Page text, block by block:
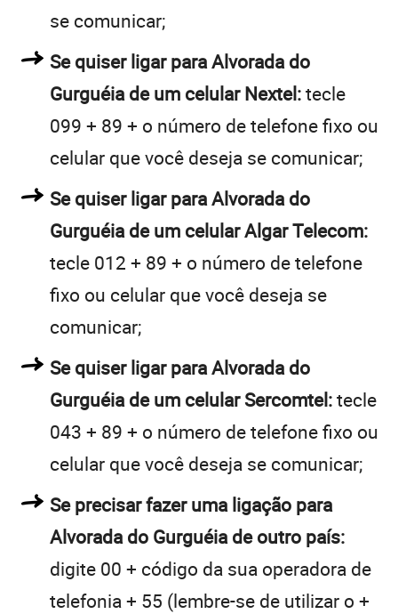
se comunicar;
Se quiser ligar para Alvorada do
Gurguéia de um celular Nextel:tecle
099 + 89 + o número de telefone fixo ou
celular que você deseja se comunicar;
Se quiser ligar para Alvorada do
Gurguéia de um celular Algar Telecom:
tecle 012 + 89 + o número de telefone
fixo ou celular que você deseja se
comunicar;
Se quiser ligar para Alvorada do
Gurguéia de um celular Sercomtel:tecle
043 + 89 + o número de telefone fixo ou
celular que você deseja se comunicar;
Se precisar fazer uma ligação para
Alvorada do Gurguéia de outro país:
digite 00 + código da sua operadora de
telefonia + 55 (lembre-se de utilizar o +